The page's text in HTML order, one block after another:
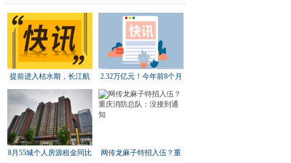
提前进入枯水期，长江航
道局全面部署维护工作
2.32万亿元！今年前8个月
北京地区进出口增长18.3%
8月55城个人房源租金同比
网传龙麻子特招入伍？重